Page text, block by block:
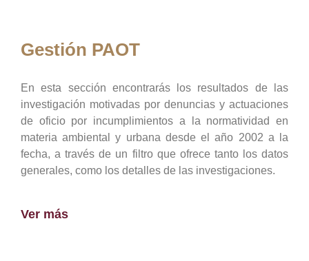
Gestión PAOT
En esta sección encontrarás los resultados de las
investigación motivadas por denuncias y actuaciones
de oficio por incumplimientos a la normatividad en
materia ambiental y urbana desde el año 2002 a la
fecha, a través de un filtro que ofrece tanto los datos
generales, como los detalles de las investigaciones.
Ver más